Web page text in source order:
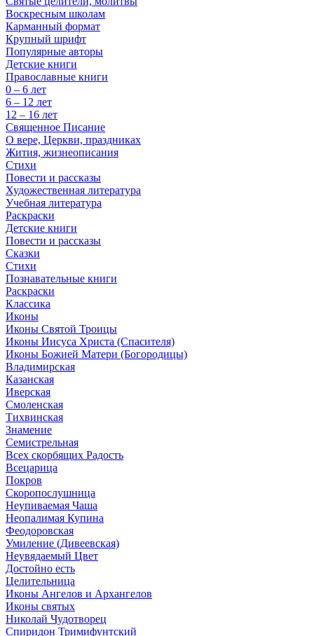
Воскресным школам
Карманный формат
Крупный шрифт
Популярные авторы
Детские книги
Православные книги
0 – 6 лет
6 – 12 лет
12 – 16 лет
Священное Писание
О вере, Церкви, праздниках
Жития, жизнеописания
Стихи
Повести и рассказы
Художественная литература
Учебная литература
Раскраски
Детские книги
Повести и рассказы
Сказки
Стихи
Познавательные книги
Раскраски
Классика
Иконы
Иконы Святой Троицы
Иконы Иисуса Христа (Спасителя)
Иконы Божией Матери (Богородицы)
Владимирская
Казанская
Иверская
Смоленская
Тихвинская
Знамение
Семистрельная
Всех скорбящих Радость
Всецарица
Покров
Скоропослушница
Неупиваемая Чаша
Неопалимая Купина
Феодоровская
Умиление (Дивеевская)
Неувядаемый Цвет
Достойно есть
Целительница
Иконы Ангелов и Архангелов
Иконы святых
Николай Чудотворец
Спиридон Тримифунтский